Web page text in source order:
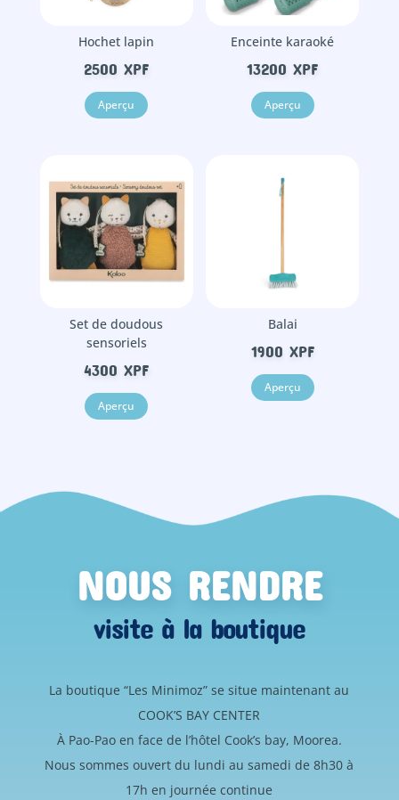
Hochet lapin
2500XPF
Aperçu
Enceinte karaoké
13200XPF
Aperçu
Set de doudous
sensoriels
4300XPF
Aperçu
Balai
1900 XPF
Aperçu
NOUS RENDRE
visite à la boutique
La boutique “Les Minimoz” se situe maintenant au
COOK’S BAY CENTER
À Pao-Pao en face de l’hôtel Cook’s bay, Moorea.
Nous sommes ouvert du lundi au samedi de 8h30 à
17h en journée continue